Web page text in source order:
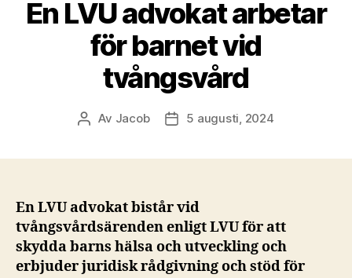
En LVU advokat arbetar
för barnet vid
tvångsvård
Inläggsförfattare
Av Jacob Inläggsdatum
5 augusti, 2024
En LVU advokat bistår vid
tvångsvårdsärenden enligt LVU för att
skydda barns hälsa och utveckling och
erbjuder juridisk rådgivning och stöd för